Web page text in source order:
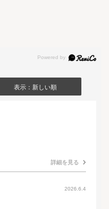
表示：新しい順
詳細を見る
2026.6.4